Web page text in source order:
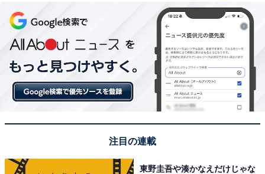
注目の連載
東野圭吾や湊かなえだけじゃな